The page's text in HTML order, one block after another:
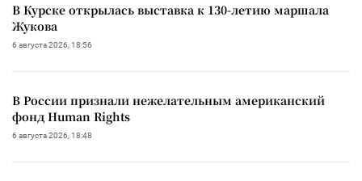
В Курске открылась выставка к 130-летию маршала
Жукова
6 августа 2026, 18:56
В России признали нежелательным американский
фонд Human Rights
6 августа 2026, 18:48